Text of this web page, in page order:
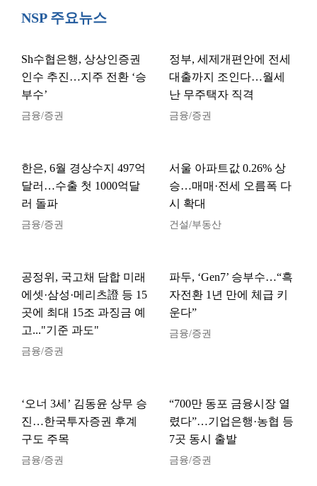
NSP 주요뉴스
Sh수협은행, 상상인증권
인수 추진…지주 전환 ‘승
부수’
금융/증권
정부, 세제개편안에 전세
대출까지 조인다…월세
난 무주택자 직격
금융/증권
한은, 6월 경상수지 497억
달러…수출 첫 1000억달
러 돌파
금융/증권
서울 아파트값 0.26% 상
승…매매·전세 오름폭 다
시 확대
건설/부동산
공정위, 국고채 담합 미래
에셋·삼성·메리츠證 등 15
곳에 최대 15조 과징금 예
고..."기준 과도"
금융/증권
파두, ‘Gen7’ 승부수…“흑
자전환 1년 만에 체급 키
운다”
금융/증권
‘오너 3세’ 김동윤 상무 승
진…한국투자증권 후계
구도 주목
금융/증권
“700만 동포 금융시장 열
렸다”…기업은행·농협 등
7곳 동시 출발
금융/증권